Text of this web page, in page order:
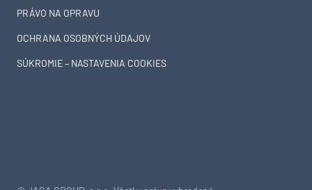
PRÁVO NA OPRAVU
OCHRANA OSOBNÝCH ÚDAJOV
SÚKROMIE – NASTAVENIA COOKIES